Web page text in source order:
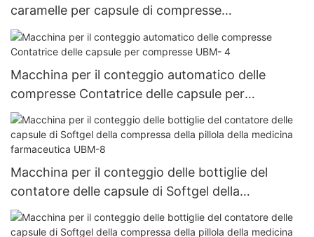
caramelle per capsule di compresse
semiautomatiche UBM-2D
Macchina per il conteggio automatico delle
compresse Contatrice delle capsule per
compresse UBM- 4
Macchina per il conteggio delle bottiglie del
contatore delle capsule di Softgel della
compressa della pillola della medicina
farmaceutica UBM-8